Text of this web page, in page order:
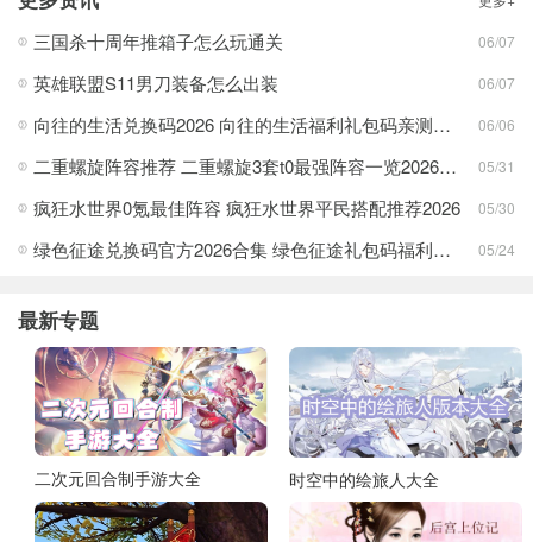
三国杀十周年推箱子怎么玩通关 06/07
英雄联盟S11男刀装备怎么出装 06/07
向往的生活兑换码2026 向往的生活福利礼包码亲测有效分享 06/06
二重螺旋阵容推荐 二重螺旋3套t0最强阵容一览2026分享 05/31
疯狂水世界0氪最佳阵容 疯狂水世界平民搭配推荐2026 05/30
绿色征途兑换码官方2026合集 绿色征途礼包码福利真实汇总一览 05/24
最新专题
二次元回合制手游大全 时空中的绘旅人大全